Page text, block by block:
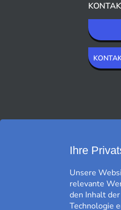
Ihre
Unsere
relevante
den Inhalt
Technologie